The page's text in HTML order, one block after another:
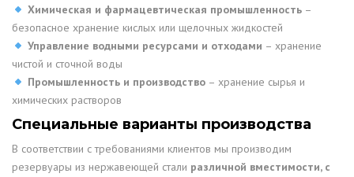
Химическая и фармацевтическая промышленность–
безопасное хранение кислых или щелочных жидкостей
Управление водными ресурсами и отходами – хранение
чистой и сточной воды
Промышленность и производство– хранение сырья и
химических растворов
Специальные варианты производства
В соответствии с требованиями клиентов мы производим
резервуары из нержавеющей стали различной вместимости, с